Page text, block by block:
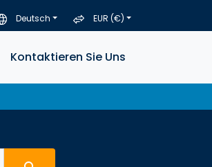
Deutsch EUR (€)
Kontaktieren Sie Uns